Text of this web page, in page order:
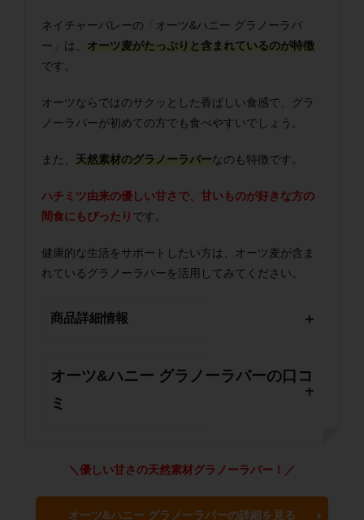
ネイチャーバレーの「オーツ&ハニー グラノーラバ
ー」は、 オーツ麦がたっぷりと含まれているのが特徴
です。
オーツならではのサクッとした香ばしい食感で、グラ
ノーラバーが初めての方でも食べやすいでしょう。
また、 天然素材のグラノーラバーなのも特徴です。
ハチミツ由来の優しい甘さで、甘いものが好きな方の
間食にもぴったり です。
健康的な生活をサポートしたい方は、オーツ麦が含ま
れているグラノーラバーを活用してみてください。
商品詳細情報
オーツ&ハニー グラノーラバーの口コ
ミ
＼優しい甘さの天然素材グラノーラバー！／
オーツ&ハニー グラノーラバーの詳細を見る